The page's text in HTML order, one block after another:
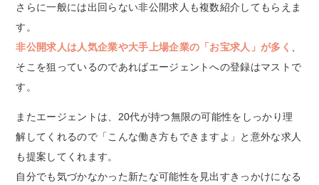
さらに一般には出回らない非公開求人も複数紹介してもらえま
す。
非公開求人は人気企業や大手上場企業の「お宝求人」が多く
そこを狙っているのであればエージェントへの登録はマストで
す。
またエージェントは、20代が持つ無限の可能性をしっかり理
解してくれるので「こんな働き方もできますよ」と意外な求人
も提案してくれます。
自分でも気づかなかった新たな可能性を見出すきっかけになる